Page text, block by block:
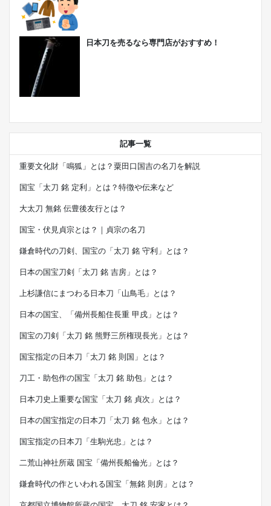
日本刀を売るなら専門店がおすすめ！
記事一覧
重要文化財「鳴狐」とは？粟田口国吉の名刀を解説
国宝「太刀 銘 定利」とは？特徴や伝来など
大太刀 無銘 伝豊後友行とは？
国宝・伏見貞宗とは？｜貞宗の名刀
鎌倉時代の刀剣、国宝の「太刀 銘 守利」とは？
日本の国宝刀剣「太刀 銘 吉房」とは？
上杉謙信にまつわる日本刀「山鳥毛」とは？
日本の国宝、「備州長船住長重 甲戌」とは？
国宝の刀剣「太刀 銘 熊野三所権現長光」とは？
国宝指定の日本刀「太刀 銘 則国」とは？
刀工・助包作の国宝「太刀 銘 助包」とは？
日本刀史上重要な国宝「太刀 銘 貞次」とは？
日本の国宝指定の日本刀「太刀 銘 包永」とは？
国宝指定の日本刀「生駒光忠」とは？
二荒山神社所蔵 国宝「備州長船倫光」とは？
鎌倉時代の作といわれる国宝「無銘 則房」とは？